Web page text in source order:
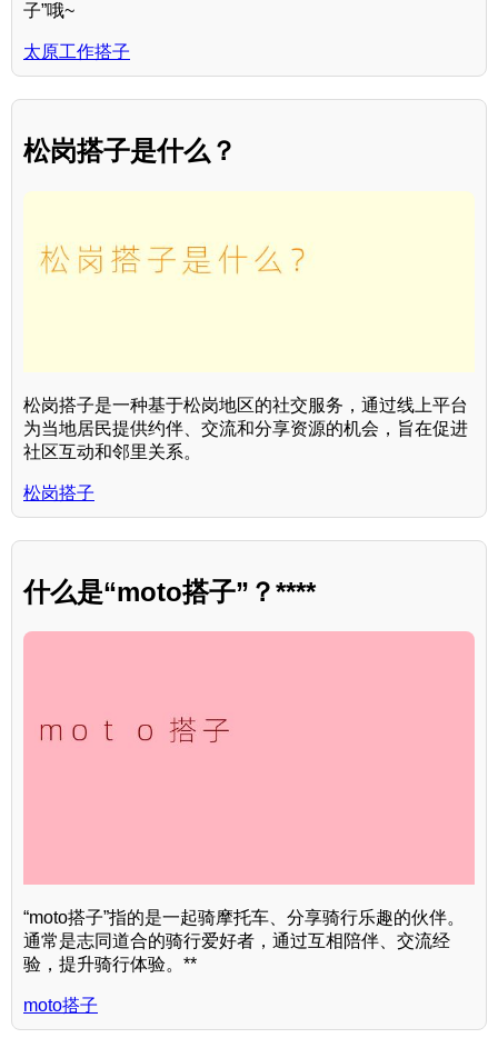
子”哦~
太原工作搭子
松岗搭子是什么？
松岗搭子是一种基于松岗地区的社交服务，通过线上平台
为当地居民提供约伴、交流和分享资源的机会，旨在促进
社区互动和邻里关系。
松岗搭子
什么是“moto搭子”？****
“moto搭子”指的是一起骑摩托车、分享骑行乐趣的伙伴。
通常是志同道合的骑行爱好者，通过互相陪伴、交流经
验，提升骑行体验。**
moto搭子